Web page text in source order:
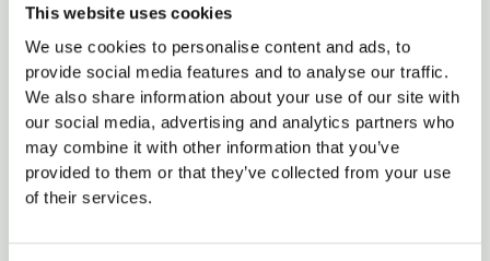
This website uses cookies
We use cookies to personalise content and ads, to
provide social media features and to analyse our traffic.
We also share information about your use of our site with
our social media, advertising and analytics partners who
may combine it with other information that you’ve
provided to them or that they’ve collected from your use
of their services.
nach zwei Tagen und Cookies für die Anzeigeoptionen nach
einem Jahr. Falls du bei der Anmeldung „Angemeldet
bleiben“ auswählst, wird deine Anmeldung zwei Wochen lang
aufrechterhalten. Mit der Abmeldung aus deinem Konto
werden die Anmelde-Cookies gelöscht.
Wenn du einen Artikel bearbeitest oder veröffentlichst, wird
ein zusätzlicher Cookie in deinem Browser gespeichert.
verweist nur auf die Beitrags-ID des Artikels, den du gerade